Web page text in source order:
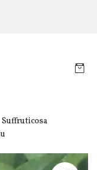
Suffruticosa